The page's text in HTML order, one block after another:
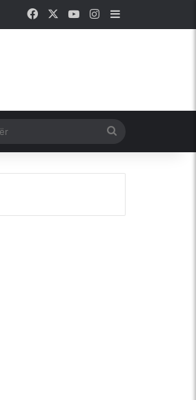
Facebook YouTubeInstagram
për